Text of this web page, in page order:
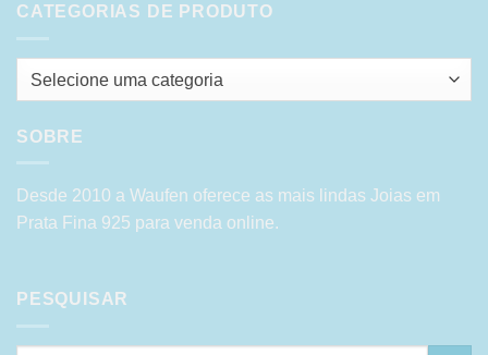
CATEGORIAS DE PRODUTO
Selecione uma categoria
SOBRE
Desde 2010 a Waufen oferece as mais lindas Joias em
Prata Fina 925 para venda online.
PESQUISAR